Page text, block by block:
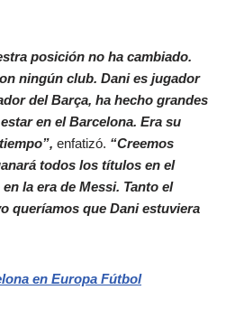
posición no ha cambiado.
ningún club. Dani es jugador
del Barça, ha hecho grandes
en el Barcelona. Era su
enfatizó. “Creemos
todos los títulos en el
la era de Messi. Tanto el
queríamos que Dani estuviera
en Europa Fútbol